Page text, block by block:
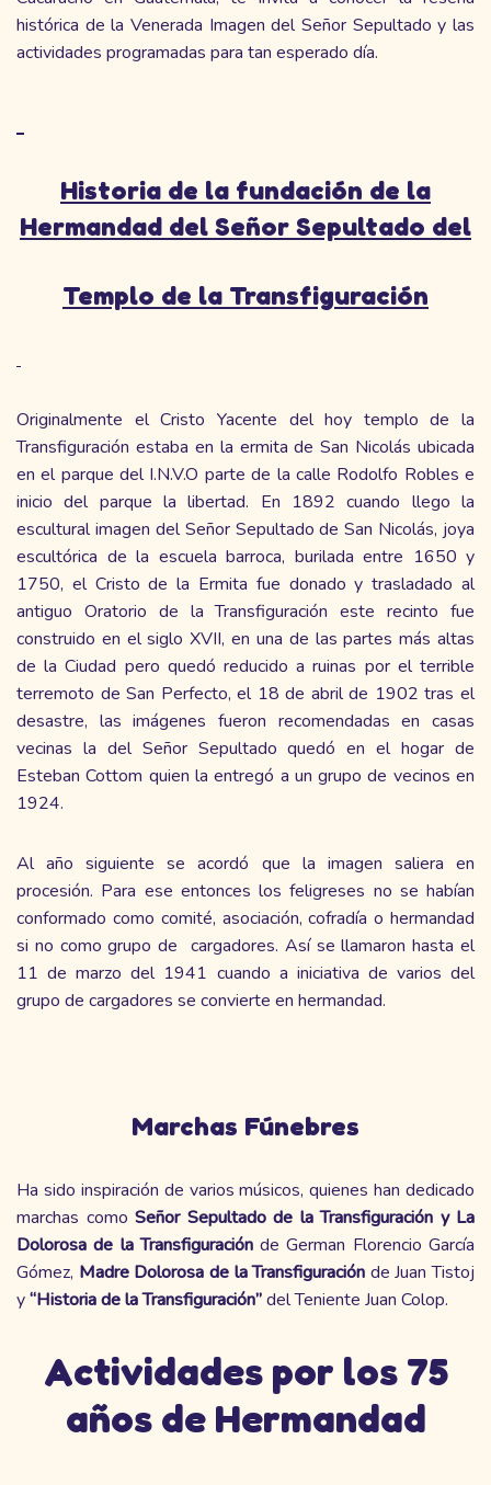
histórica de la Venerada Imagen del Señor Sepultado y las
actividades programadas para tan esperado día.
Historia de la fundación de la
Hermandad del Señor Sepultado del
Templo de la Transfiguración
Originalmente el Cristo Yacente del hoy templo de la
Transfiguración estaba en la ermita de San Nicolás ubicada
en el parque del I.N.V.O parte de la calle Rodolfo Robles e
inicio del parque la libertad. En 1892 cuando llego la
escultural imagen del Señor Sepultado de San Nicolás, joya
escultórica de la escuela barroca, burilada entre 1650 y
1750, el Cristo de la Ermita fue donado y trasladado al
antiguo Oratorio de la Transfiguración este recinto fue
construido en el siglo XVII, en una de las partes más altas
de la Ciudad pero quedó reducido a ruinas por el terrible
terremoto de San Perfecto, el 18 de abril de 1902 tras el
desastre, las imágenes fueron recomendadas en casas
vecinas la del Señor Sepultado quedó en el hogar de
Esteban Cottom quien la entregó a un grupo de vecinos en
1924.
Al año siguiente se acordó que la imagen saliera en
procesión. Para ese entonces los feligreses no se habían
conformado como comité, asociación, cofradía o hermandad
si no como grupo de cargadores. Así se llamaron hasta el
11 de marzo del 1941 cuando a iniciativa de varios del
grupo de cargadores se convierte en hermandad.
Marchas Fúnebres
Ha sido inspiración de varios músicos, quienes han dedicado
marchas como Señor Sepultado de la Transfiguración y La
Dolorosa de la Transfiguraciónde German Florencio García
Gómez, Madre Dolorosa de la Transfiguración de Juan Tistoj
y“Historia de la Transfiguración”del Teniente Juan Colop.
Actividades por los 75
años de Hermandad